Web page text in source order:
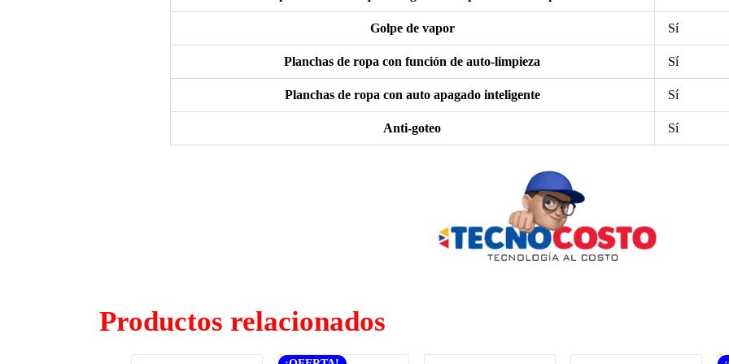
Golpe de vapor Sí
Planchas de ropa con función de auto-limpieza Sí
Planchas de ropa con auto apagado inteligente Sí
Anti-goteo Sí
Productos relacionados